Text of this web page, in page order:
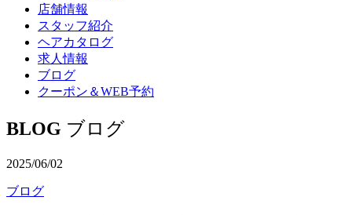
店舗情報
スタッフ紹介
ヘアカタログ
求人情報
ブログ
クーポン＆WEB予約
BLOG ブログ
2025/06/02
ブログ